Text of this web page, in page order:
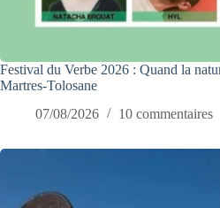
Festival du Verbe 2026 : Quand la
Martres-Tolosane
07/08/2026
10 commentaires